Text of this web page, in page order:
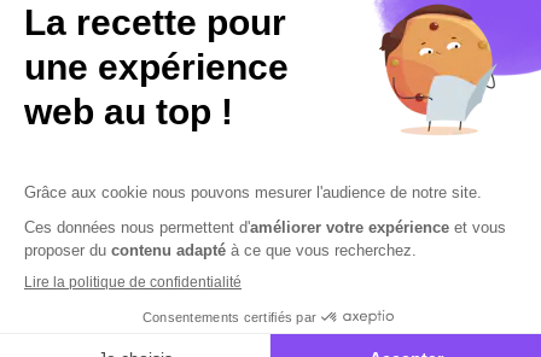
Contactez-nous
Contactez-nous Mentions légales
Plan du site
Sécurisation des données
Conditions Générales de Vente et d’Utilisation
Copyright © 2026 Cobham Solutions | Logiciel de conformité et